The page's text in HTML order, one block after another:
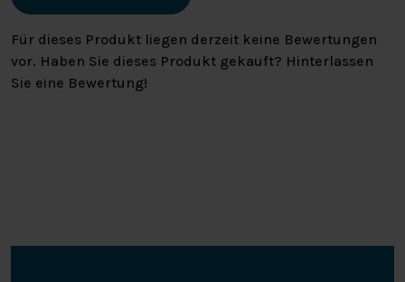
Für dieses Produkt liegen derzeit keine Bewertungen
vor. Haben Sie dieses Produkt gekauft? Hinterlassen
Sie eine Bewertung!